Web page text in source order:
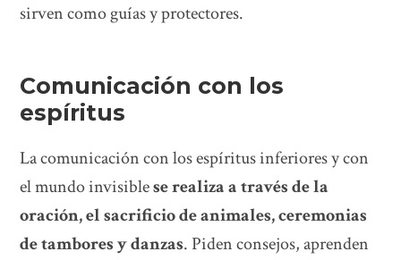
​​sirven como guías y protectores.
Comunicación con los
espíritus
La comunicación con los espíritus inferiores y con
el mundo invisiblese realiza a través de la
oración, el sacrificio de animales, ceremonias
de tambores y danzas. Piden consejos, aprenden